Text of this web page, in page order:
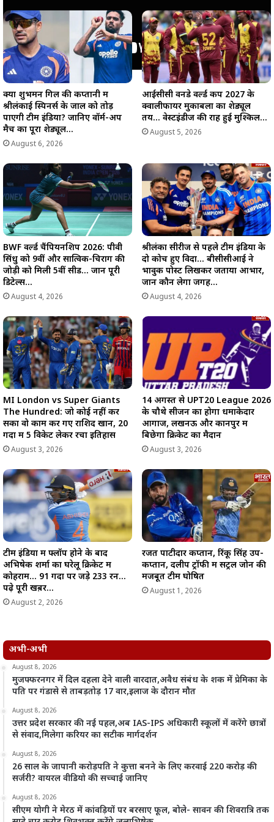
क्या शुभमन गिल की कप्तानी में
श्रीलंकाई स्पिनर्स के जाल को तोड़
पाएगी टीम इंडिया? जानिए वॉर्म-अप
मैच का पूरा शेड्यूल…
August 6, 2026
आईसीसी वनडे वर्ल्ड कप 2027 के
क्वालीफायर मुकाबलों का शेड्यूल
तय… वेस्टइंडीज की राह हुई मुश्किल…
August 5, 2026
BWF वर्ल्ड चैंपियनशिप 2026: पीवी
सिंधु को 9वीं और सात्विक-चिराग की
जोड़ी को मिली 5वीं सीड… जानें पूरी
डिटेल्स…
August 4, 2026
श्रीलंका सीरीज से पहले टीम इंडिया के
दो कोच हुए विदा… बीसीसीआई ने
भावुक पोस्ट लिखकर जताया आभार,
जानें कौन लेगा जगह…
August 4, 2026
MI London vs Super Giants
The Hundred: जो कोई नहीं कर
सका वो काम कर गए राशिद खान, 20
गेंदों में 5 विकेट लेकर रचा इतिहास
August 3, 2026
14 अगस्त से UPT20 League 2026
के चौथे सीजन का होगा धमाकेदार
आगाज, लखनऊ और कानपुर में
बिछेगा क्रिकेट का मैदान
August 3, 2026
टीम इंडिया में फ्लॉप होने के बाद
अभिषेक शर्मा का घरेलू क्रिकेट में
कोहराम… 91 गेंदों पर जड़े 233 रन…
पढ़े पूरी खब़र…
August 2, 2026
रजत पाटीदार कप्तान, रिंकू सिंह उप-
कप्तान, दलीप ट्रॉफी में सेंट्रल जोन की
मजबूत टीम घोषित
August 1, 2026
अभी-अभी
August 8, 2026
मुजफ्फरनगर में दिल दहला देने वाली वारदात,अवैध संबंध के शक में प्रेमिका के
पति पर गंडासे से ताबड़तोड़ 17 वार,इलाज के दौरान मौत
August 8, 2026
उत्तर प्रदेश सरकार की नई पहल,अब IAS-IPS अधिकारी स्कूलों में करेंगे छात्रों
से संवाद,मिलेगा करियर का सटीक मार्गदर्शन
August 8, 2026
26 साल के जापानी करोड़पति ने कुत्ता बनने के लिए करवाई 220 करोड़ की
सर्जरी? वायरल वीडियो की सच्चाई जानिए
August 8, 2026
सीएम योगी ने मेरठ में कांवड़ियों पर बरसाए फूल, बोले- सावन की शिवरात्रि तक